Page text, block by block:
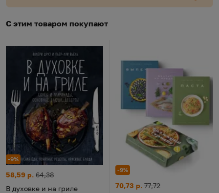
С этим товаром покупают
-9%
В духовке и на гриле
Цена:
58,59 р.
Старая цена:
64,38
В духовке и на гриле
-9%
Искусство идеального
Цена:
70,73 р.
Старая цена:
77,72